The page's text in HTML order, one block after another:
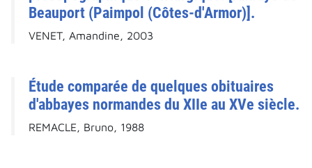
Beauport (Paimpol (Côtes-d'Armor)].
VENET, Amandine, 2003
Étude comparée de quelques obituaires
d'abbayes normandes du XIIe au XVe siècle.
REMACLE, Bruno, 1988